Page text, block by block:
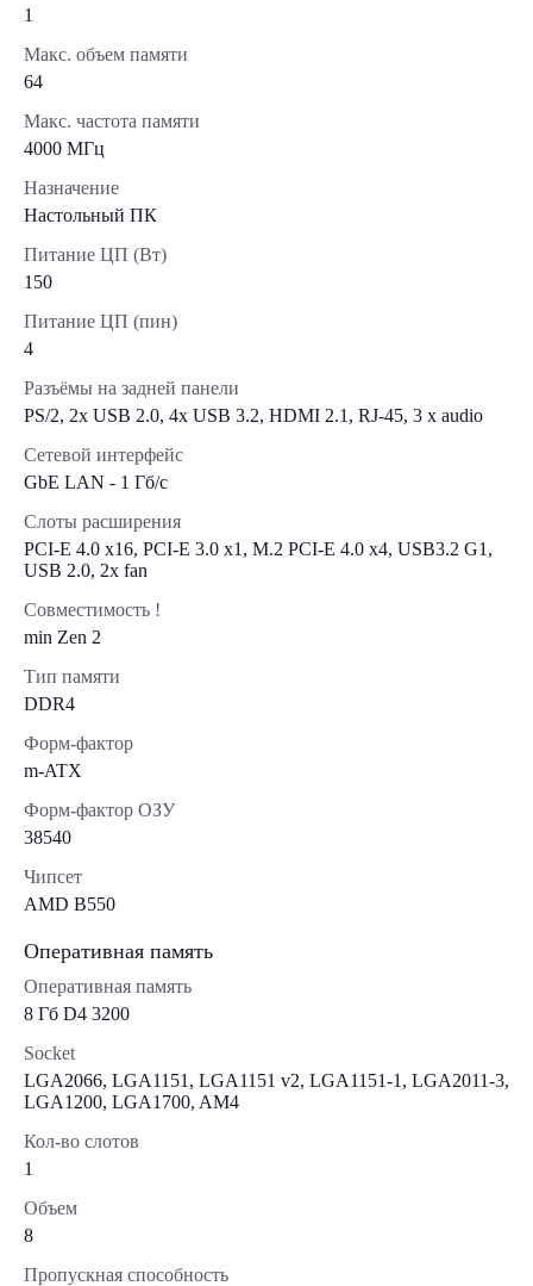
1
Макс. объем памяти
64
Макс. частота памяти
4000 МГц
Назначение
Настольный ПК
Питание ЦП (Вт)
150
Питание ЦП (пин)
4
Разъёмы на задней панели
PS/2, 2х USB 2.0, 4x USB 3.2, HDMI 2.1, RJ-45, 3 x audio
Сетевой интерфейс
GbE LAN - 1 Гб/с
Слоты расширения
PCI-E 4.0 x16, PCI-E 3.0 x1, M.2 PCI-E 4.0 х4, USB3.2 G1,
USB 2.0, 2х fan
Совместимость !
min Zen 2
Тип памяти
DDR4
Форм-фактор
m-ATX
Форм-фактор ОЗУ
38540
Чипсет
AMD B550
Оперативная память
Оперативная память
8 Гб D4 3200
Socket
LGA2066, LGA1151, LGA1151 v2, LGA1151-1, LGA2011-3,
LGA1200, LGA1700, AM4
Кол-во слотов
1
Объем
8
Пропускная способность